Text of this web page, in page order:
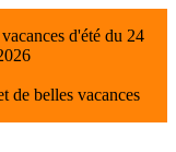
d'été du 24
de belles vacances